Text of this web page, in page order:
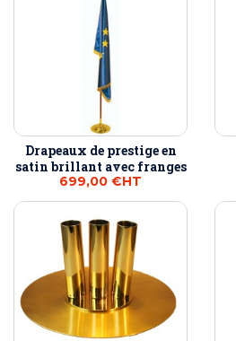
Drapeaux de prestige en
satin brillant avec franges
699,00 €HT